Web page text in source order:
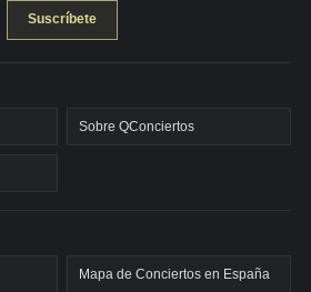
Suscríbete
Sobre QConciertos
Mapa de Conciertos en España